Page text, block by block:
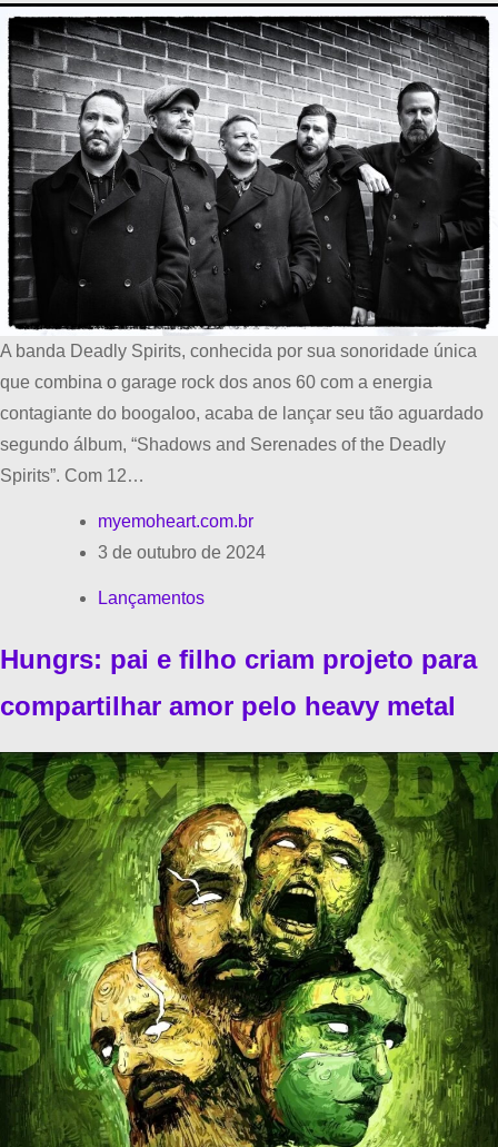
A banda Deadly Spirits, conhecida por sua sonoridade única
que combina o garage rock dos anos 60 com a energia
contagiante do boogaloo, acaba de lançar seu tão aguardado
segundo álbum, “Shadows and Serenades of the Deadly
Spirits”. Com 12…
myemoheart.com.br
3 de outubro de 2024
Lançamentos
Hungrs: pai e filho criam projeto para
compartilhar amor pelo heavy metal